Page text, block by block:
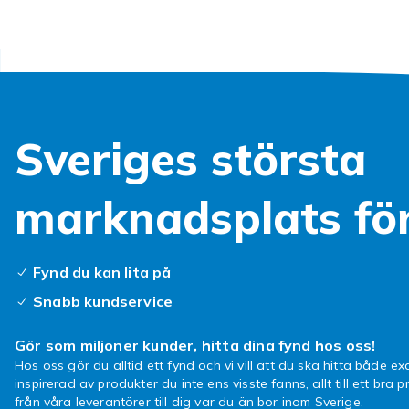
Vill du
Då är
kontoret
snabbare
kreativa
Sveriges största
marknadsplats
Fynd du kan lita på
Snabb kundservice
Gör som miljoner kunder, hitta dina fynd hos oss!
Hos oss gör du alltid ett fynd och vi vill att du ska hitta både
inspirerad av produkter du inte ens visste fanns, allt till ett bra
från våra leverantörer till dig var du än bor inom Sverige.